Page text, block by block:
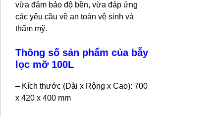
vừa đảm bảo độ bền, vừa đáp ứng
các yêu cầu về an toàn vệ sinh và
thẩm mỹ.
Thông số sản phẩm của bẫy
lọc mỡ 100L
– Kích thước (Dài x Rộng x Cao): 700
x 420 x 400 mm